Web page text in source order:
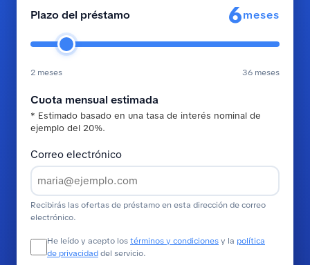
Plazo del préstamo meses
2 meses 36 meses
Cuota mensual estimada
* Estimado basado en una tasa de interés nominal de
ejemplo del 20%.
Correo electrónico
Recibirás las ofertas de préstamo en esta dirección de correo
electrónico.
He leído y acepto lostérminos y condicionesy la política
de privacidaddel servicio.